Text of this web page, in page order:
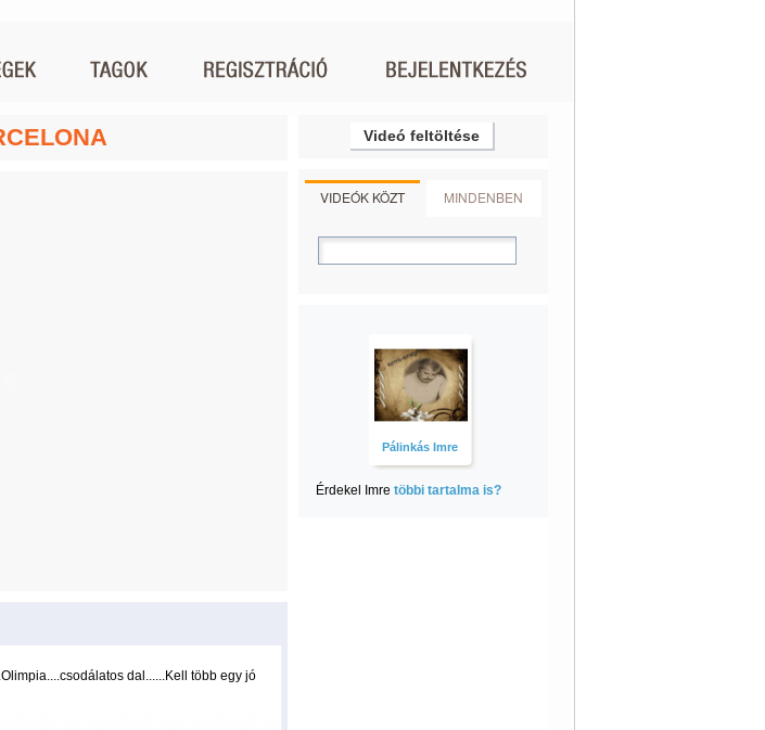
dal......Kell több egy jó
Videó feltöltése
VIDEÓK KÖZT MINDENBEN
Pálinkás Imre
Érdekel Imre többi tartalma is?